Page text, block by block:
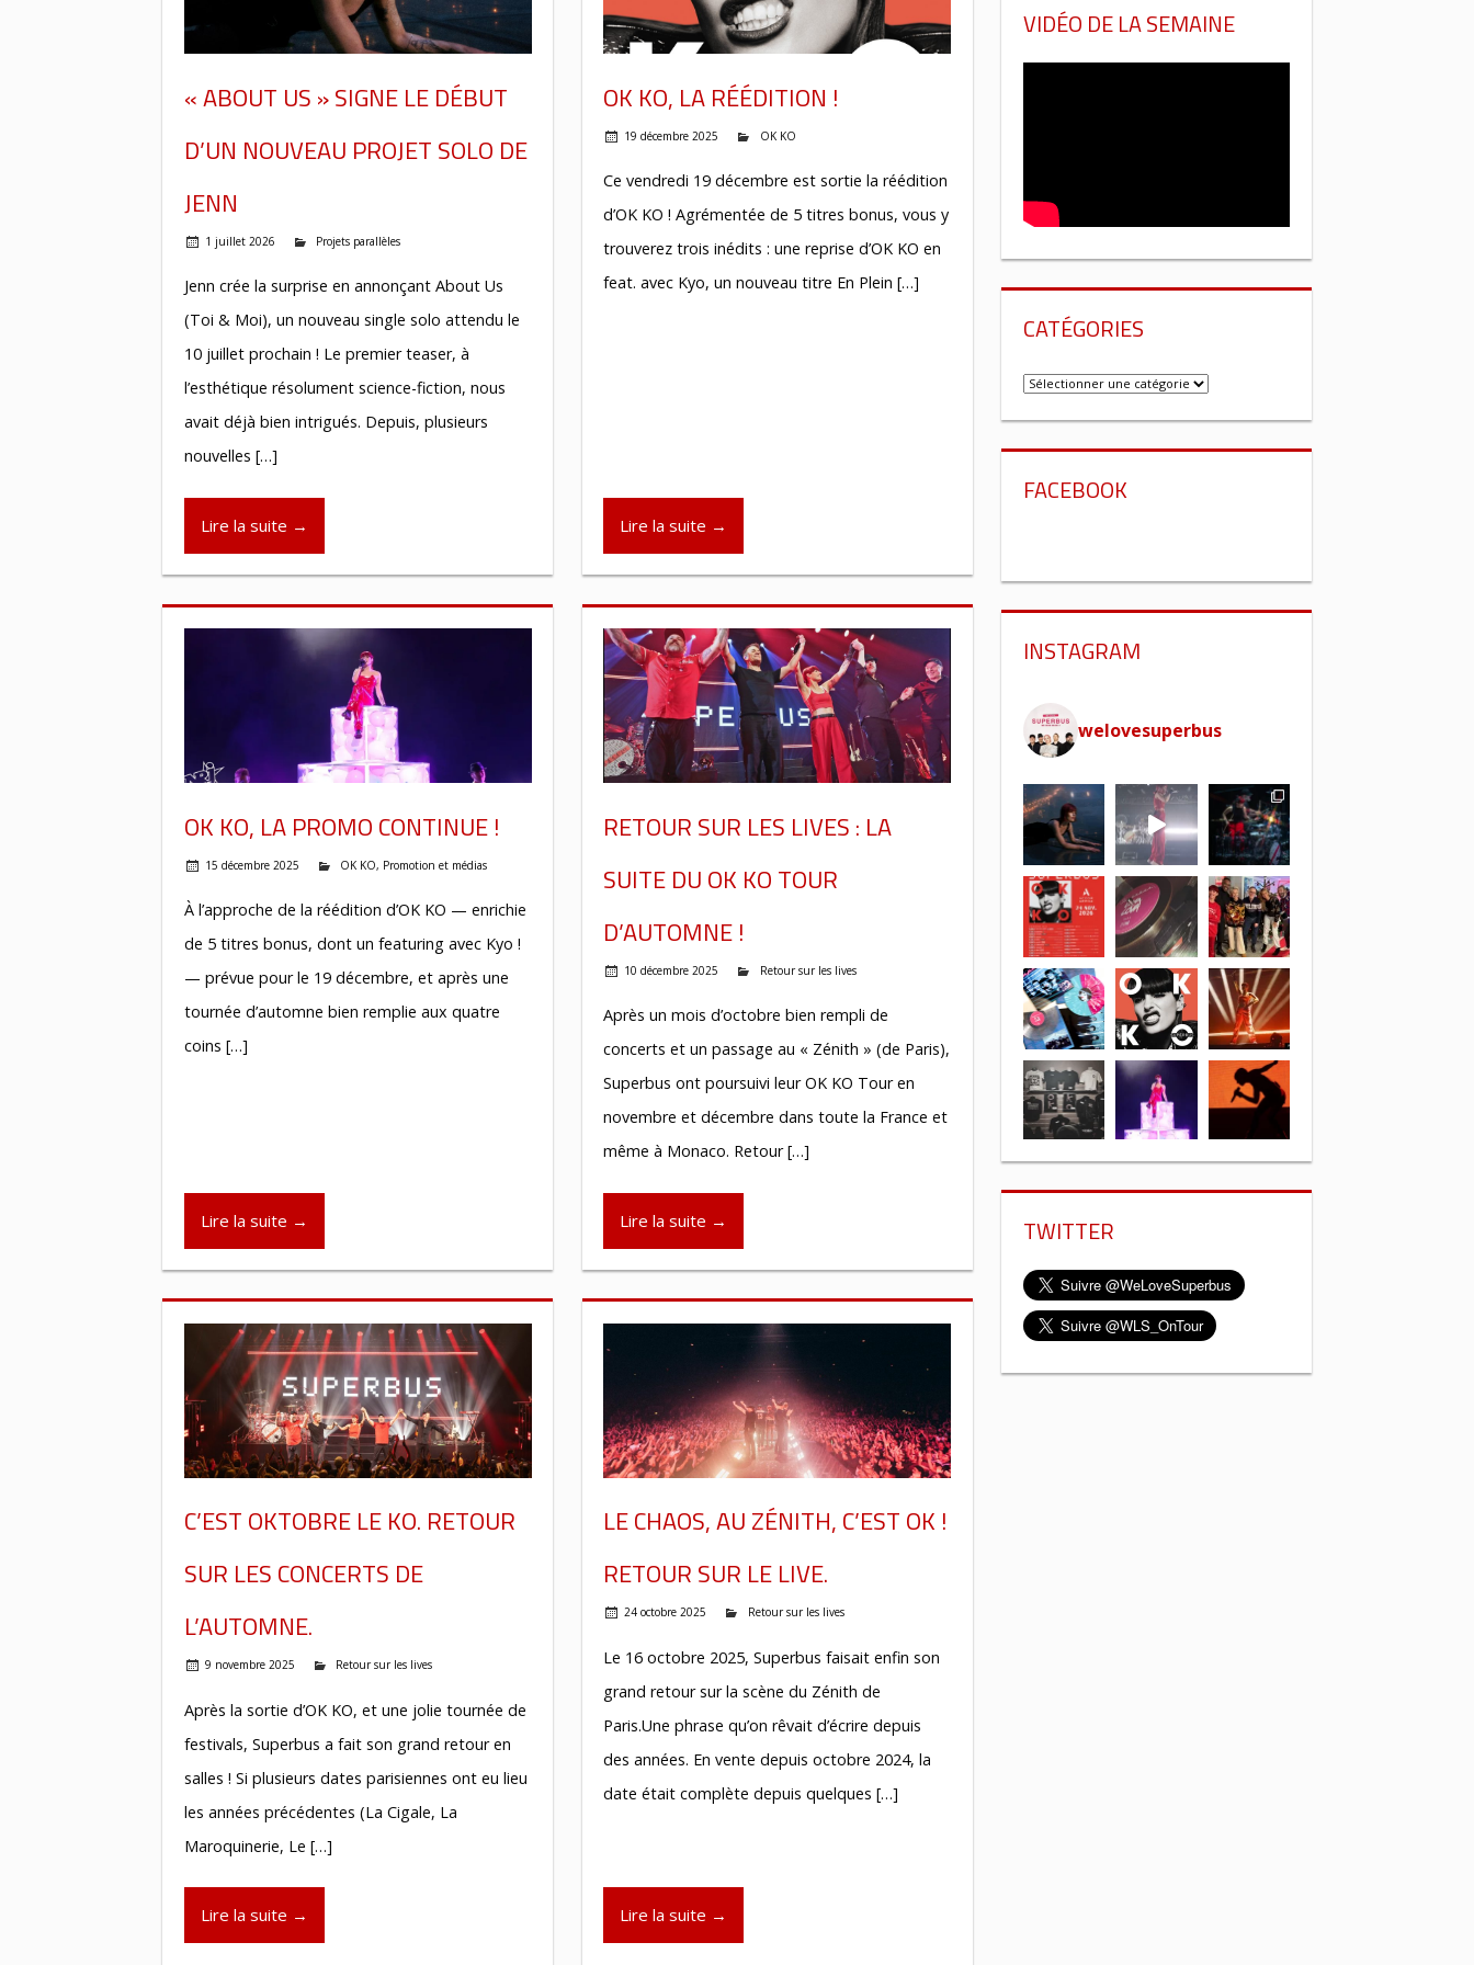
« ABOUT US » SIGNE LE DÉBUT
D’UN NOUVEAU PROJET SOLO DE
JENN
1 juillet 2026 Projets parallèles
Jenn crée la surprise en annonçant About Us
(Toi & Moi), un nouveau single solo attendu le
10 juillet prochain ! Le premier teaser, à
l’esthétique résolument science-fiction, nous
avait déjà bien intrigués. Depuis, plusieurs
nouvelles […]
Lire la suite →
OK KO, LA RÉÉDITION !
19 décembre 2025 OK KO
Ce vendredi 19 décembre est sortie la réédition
d’OK KO ! Agrémentée de 5 titres bonus, vous y
trouverez trois inédits : une reprise d’OK KO en
feat. avec Kyo, un nouveau titre En Plein […]
Lire la suite →
OK KO, LA PROMO CONTINUE !
15 décembre 2025 OK KO, Promotion et médias
À l’approche de la réédition d’OK KO — enrichie
de 5 titres bonus, dont un featuring avec Kyo !
— prévue pour le 19 décembre, et après une
tournée d’automne bien remplie aux quatre
coins […]
Lire la suite →
RETOUR SUR LES LIVES : LA
SUITE DU OK KO TOUR
D’AUTOMNE !
10 décembre 2025 Retour sur les lives
Après un mois d’octobre bien rempli de
concerts et un passage au « Zénith » (de Paris),
Superbus ont poursuivi leur OK KO Tour en
novembre et décembre dans toute la France et
même à Monaco. Retour […]
Lire la suite →
C’EST OKTOBRE LE KO. RETOUR
SUR LES CONCERTS DE
L’AUTOMNE.
9 novembre 2025 Retour sur les lives
Après la sortie d’OK KO, et une jolie tournée de
festivals, Superbus a fait son grand retour en
salles ! Si plusieurs dates parisiennes ont eu lieu
les années précédentes (La Cigale, La
Maroquinerie, Le […]
Lire la suite →
LE CHAOS, AU ZÉNITH, C’EST OK !
RETOUR SUR LE LIVE.
24 octobre 2025 Retour sur les lives
Le 16 octobre 2025, Superbus faisait enfin son
grand retour sur la scène du Zénith de
Paris.Une phrase qu’on rêvait d’écrire depuis
des années. En vente depuis octobre 2024, la
date était complète depuis quelques […]
Lire la suite →
VIDÉO DE LA SEMAINE
CATÉGORIES
Catégories
FACEBOOK
INSTAGRAM
welovesuperbus
TWITTER